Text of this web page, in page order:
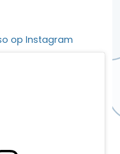
op Instagram